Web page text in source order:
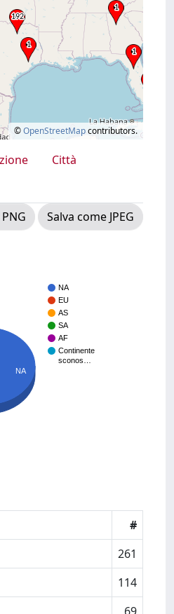
©OpenStreetMapcontributors.
Città
Salva come JPEG
NA
EU
AS
SA
AF
Continente
sconos…
NA
#
261
114